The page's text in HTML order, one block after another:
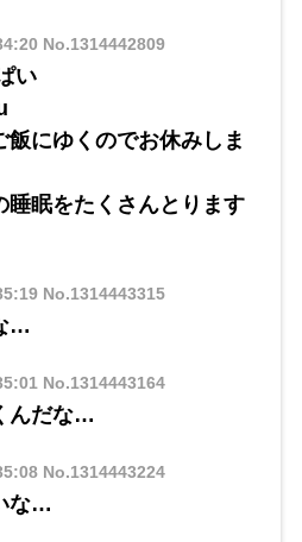
No.1314442809
い
にゆくのでお休みしま
睡眠をたくさんとります
No.1314443315
…
No.1314443164
んだな…
No.1314443224
な…